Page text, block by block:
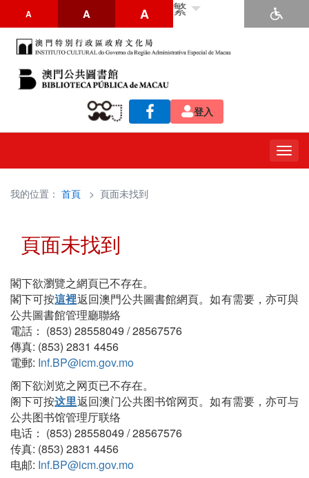
A A A 繁
登入
我的位置： 首頁 > 頁面未找到
頁面未找到
閣下欲瀏覽之網頁已不存在。
閣下可按這裡返回澳門公共圖書館網頁。如有需要，亦可與
公共圖書館管理廳聯絡
電話： (853) 28558049 / 28567576
傳真: (853) 2831 4456
電郵: Inf.BP@icm.gov.mo
阁下欲浏览之网页已不存在。
阁下可按这里返回澳门公共图书馆网页。如有需要，亦可与
公共图书馆管理厅联络
电话： (853) 28558049 / 28567576
传真: (853) 2831 4456
电邮: Inf.BP@icm.gov.mo